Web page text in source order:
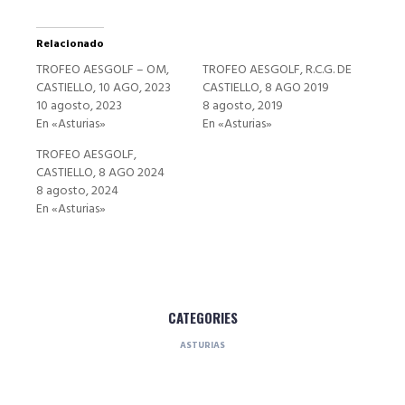
Relacionado
TROFEO AESGOLF – OM,
CASTIELLO, 10 AGO, 2023
10 agosto, 2023
En «Asturias»
TROFEO AESGOLF, R.C.G. DE
CASTIELLO, 8 AGO 2019
8 agosto, 2019
En «Asturias»
TROFEO AESGOLF,
CASTIELLO, 8 AGO 2024
8 agosto, 2024
En «Asturias»
CATEGORIES
ASTURIAS